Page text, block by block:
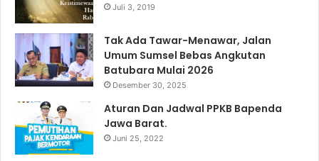
Juli 3, 2019
Tak Ada Tawar-Menawar, Jalan
Umum Sumsel Bebas Angkutan
Batubara Mulai 2026
Desember 30, 2025
Aturan Dan Jadwal PPKB Bapenda
Jawa Barat.
Juni 25, 2022